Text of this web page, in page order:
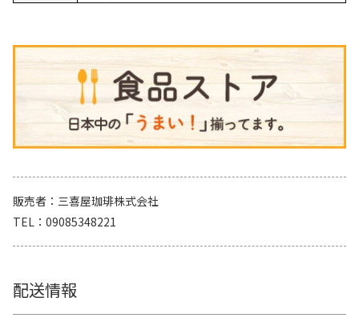
販売者
三喜屋珈琲株式会社
TEL
09085348221
配送情報